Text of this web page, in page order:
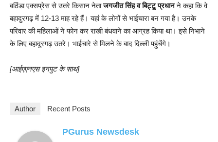
बठिंडा एक्सप्रेस से उतरे किसान नेताजगजीत सिंह व बिट्टू प्रधानने कहा कि वे
बहादुरगढ़ में 12-13 माह रहे हैं। यहां के लोगों से भाईचारा बन गया है। उनके
परिवार की महिलाओं ने फोन कर राखी बंधवाने का आग्रह किया था। इसे निभाने
के लिए बहादुरगढ़ उतरे। भाईचारे से मिलने के बाद दिल्ली पहुंचेंगे।
[आईएएनएस इनपुट के साथ]
Author Recent Posts
PGurus Newsdesk